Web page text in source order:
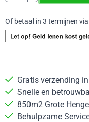
Of betaal in 3 termijnen via
Gratis verzending
Snelle en
850m2 Grote
Behulpzame